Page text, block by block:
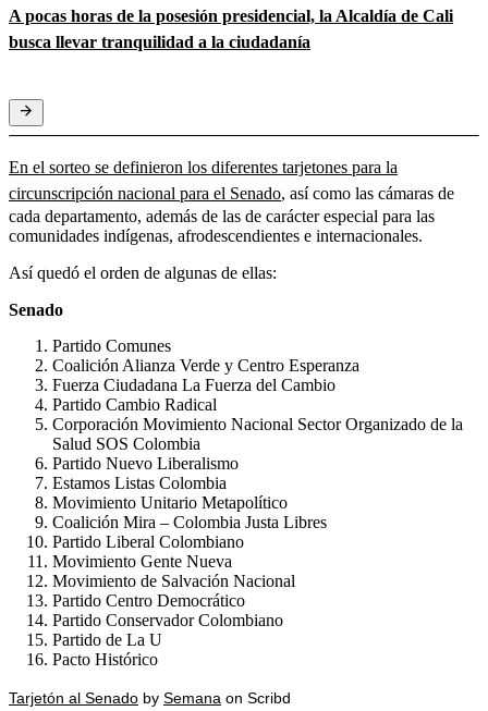
A pocas horas de la posesión presidencial, la Alcaldía de Cali
busca llevar tranquilidad a la ciudadanía
En el sorteo se definieron los diferentes tarjetones para la
circunscripción nacional para el Senado, así como las cámaras de
cada departamento, además de las de carácter especial para las
comunidades indígenas, afrodescendientes e internacionales.
Así quedó el orden de algunas de ellas:
Senado
Partido Comunes
Coalición Alianza Verde y Centro Esperanza
Fuerza Ciudadana La Fuerza del Cambio
Partido Cambio Radical
Corporación Movimiento Nacional Sector Organizado de la
Salud SOS Colombia
Partido Nuevo Liberalismo
Estamos Listas Colombia
Movimiento Unitario Metapolítico
Coalición Mira – Colombia Justa Libres
Partido Liberal Colombiano
Movimiento Gente Nueva
Movimiento de Salvación Nacional
Partido Centro Democrático
Partido Conservador Colombiano
Partido de La U
Pacto Histórico
Tarjetón al Senado by Semana on Scribd